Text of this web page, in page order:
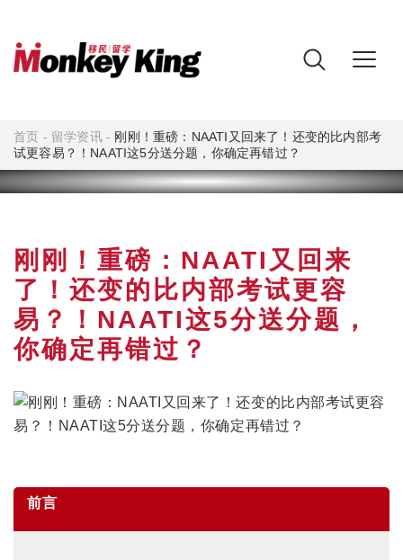
首页 - 留学资讯- 刚刚！重磅：NAATI又回来了！还变的比内部考
试更容易？！NAATI这5分送分题，你确定再错过？
刚刚！重磅：NAATI又回来
了！还变的比内部考试更容
易？！NAATI这5分送分题，
你确定再错过？
前言